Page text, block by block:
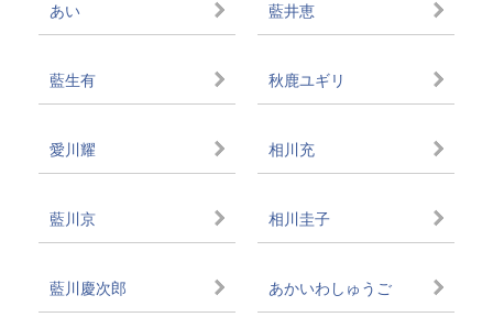
あい 藍井恵
藍生有 秋鹿ユギリ
愛川耀 相川充
藍川京 相川圭子
藍川慶次郎 あかいわしゅうご